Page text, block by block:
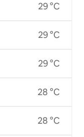
29 °C
29 °C
29 °C
28 °C
28 °C